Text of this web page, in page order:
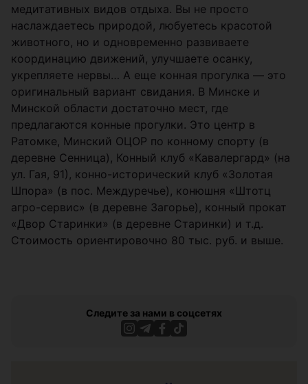
медитативных видов отдыха. Вы не просто
наслаждаетесь природой, любуетесь красотой
животного, но и одновременно развиваете
координацию движений, улучшаете осанку,
укрепляете нервы… А еще конная прогулка — это
оригинальный вариант свидания. В Минске и
Минской области достаточно мест, где
предлагаются конные прогулки. Это центр в
Ратомке, Минский ОЦОР по конному спорту (в
деревне Сенница), Конный клуб «Кавалергард» (на
ул. Гая, 91), конно-исторический клуб «Золотая
Шпора» (в пос. Междуречье), конюшня «Штотц
агро-сервис» (в деревне Загорье), конный прокат
«Двор Старинки» (в деревне Старинки) и т.д.
Стоимость ориентировочно 80 тыс. руб. и выше.
Следите за нами в соцсетях